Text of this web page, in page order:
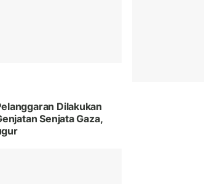
Dilakukan
Senjata Gaza,